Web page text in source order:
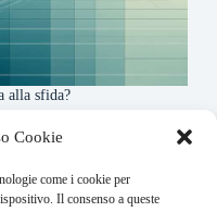
Cookie
come i cookie per
Il consenso a queste
alla sfida?